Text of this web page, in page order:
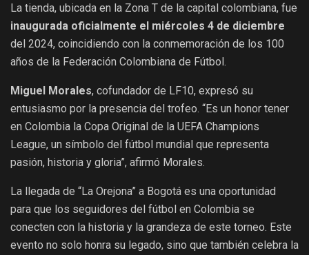
La tienda, ubicada en la Zona T de la capital colombiana, fue
inaugurada oficialmente el miércoles 4 de diciembre
del 2024, coincidiendo con la conmemoración de los 100
años de la Federación Colombiana de Fútbol.
Miguel Morales, cofundador de LF10, expresó su
entusiasmo por la presencia del trofeo. “Es un honor tener
en Colombia la Copa Original de la UEFA Champions
League, un símbolo del fútbol mundial que representa
pasión, historia y gloria”, afirmó Morales.
La llegada de “La Orejona” a Bogotá es una oportunidad
para que los seguidores del fútbol en Colombia se
conecten con la historia y la grandeza de este torneo. Este
evento no solo honra su legado, sino que también celebra la